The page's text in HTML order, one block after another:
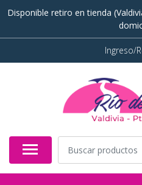
Disponible retiro en tienda
Ingreso/